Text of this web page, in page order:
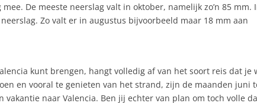
De meeste neerslag valt in oktober, namelijk zo’n 85 mm.
Zo valt er in augustus bijvoorbeeld maar 18 mm aan
kunt brengen, hangt volledig af van het soort reis dat je
en vooral te genieten van het strand, zijn de maanden juni
naar Valencia. Ben jij echter van plan om toch volle